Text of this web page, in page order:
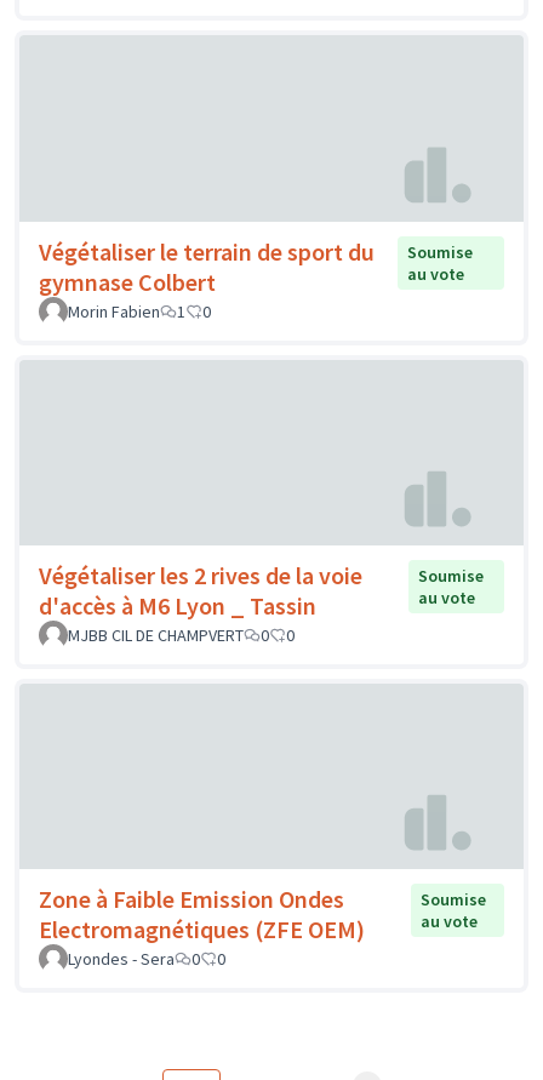
Végétaliser le terrain de sport du
gymnase Colbert
Soumise
au vote
Morin Fabien
1 0
Végétaliser les 2 rives de la voie
d'accès à M6 Lyon _ Tassin
Soumise
au vote
MJBB CIL DE CHAMPVERT
0 0
Zone à Faible Emission Ondes
Electromagnétiques (ZFE OEM)
Soumise
au vote
Lyondes - Sera
0 0